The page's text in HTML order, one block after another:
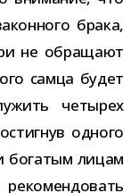
брака,
не обра­щают
самца будет
четы­рех
одного
бога­тым лицам